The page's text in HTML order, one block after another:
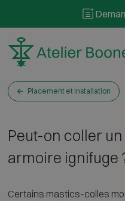
Placement et installation
Peut-on coller
armoire ignifuge
Certains mastics-colles